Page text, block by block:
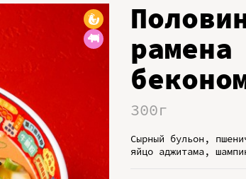
300г
Сырный бульон,
яйцо аджитама,